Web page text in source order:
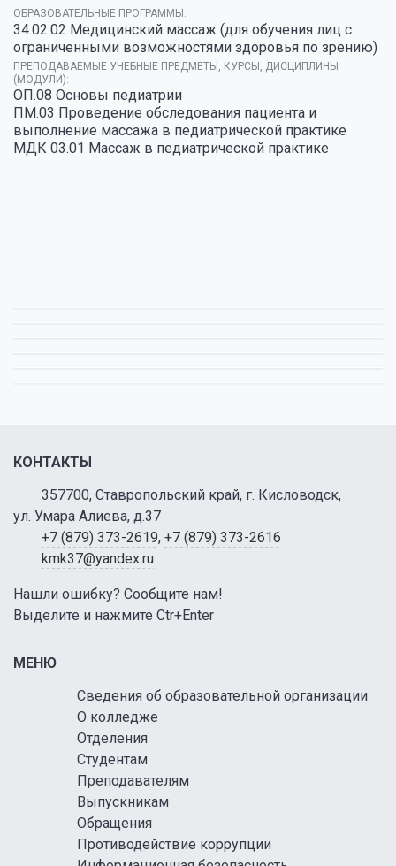
ОБРАЗОВАТЕЛЬНЫЕ ПРОГРАММЫ:
34.02.02 Медицинский массаж (для обучения лиц с
ограниченными возможностями здоровья по зрению)
ПРЕПОДАВАЕМЫЕ УЧЕБНЫЕ ПРЕДМЕТЫ, КУРСЫ, ДИСЦИПЛИНЫ
(МОДУЛИ):
ОП.08 Основы педиатрии
ПМ.03 Проведение обследования пациента и
выполнение массажа в педиатрической практике
МДК 03.01 Массаж в педиатрической практике
КОНТАКТЫ
357700, Ставропольский край, г. Кисловодск,
ул. Умара Алиева, д.37
+7 (879) 373-2619, +7 (879) 373-2616
kmk37@yandex.ru
Нашли ошибку? Сообщите нам!
Выделите и нажмите Ctr+Enter
МЕНЮ
Сведения об образовательной организации
О колледже
Отделения
Студентам
Преподавателям
Выпускникам
Обращения
Противодействие коррупции